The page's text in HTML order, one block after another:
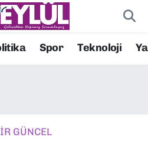
Spor Teknoloji
GÜNCELve Fikstür